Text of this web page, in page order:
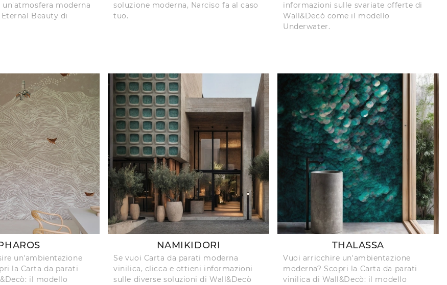
moderna
Beauty di
soluzione moderna, Narciso fa al caso
tuo.
informazioni sulle svariate offerte di
Wall&Decò come il modello
Underwater.
un'ambientazione
la Carta da parati
il modello
NAMIKIDORI
Se vuoi Carta da parati moderna
vinilica, clicca e ottieni informazioni
sulle diverse soluzioni di Wall&Decò
THALASSA
Vuoi arricchire un'ambientazione
moderna? Scopri la Carta da parati
vinilica di Wall&Decò: il modello